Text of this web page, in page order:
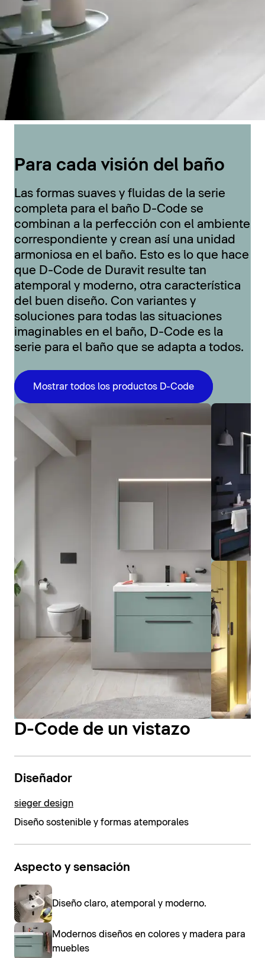
Para cada visión del baño
Las formas suaves y fluidas de la serie
completa para el baño D-Code se
combinan a la perfección con el ambiente
correspondiente y crean así una unidad
armoniosa en el baño. Esto es lo que hace
que D-Code de Duravit resulte tan
atemporal y moderno, otra característica
del buen diseño. Con variantes y
soluciones para todas las situaciones
imaginables en el baño, D-Code es la
serie para el baño que se adapta a todos.
Mostrar todos los productos D-Code
D-Code de un vistazo
Diseñador
sieger design
Diseño sostenible y formas atemporales
Aspecto y sensación
Diseño claro, atemporal y moderno.
Modernos diseños en colores y madera para
muebles